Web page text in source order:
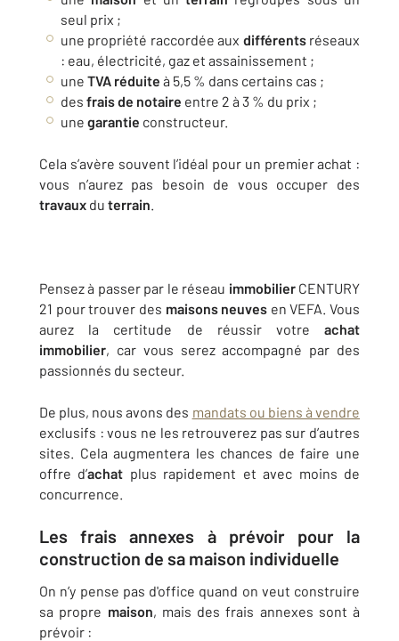
seul prix ;
une propriété raccordée aux différentsréseaux
: eau, électricité, gaz et assainissement ;
une TVA réduite à 5,5 % dans certains cas ;
des frais de notaire entre 2 à 3 % du prix ;
une garantie constructeur.
Cela s’avère souvent l’idéal pour un premier achat :
vous n’aurez pas besoin de vous occuper des
travaux du terrain
Pensez à passer par le réseau immobilierCENTURY
21 pour trouver des maisons neuves en VEFA. Vous
aurez la certitude de réussir votre achat
immobilier, car vous serez accompagné par des
passionnés du secteur.
De plus, nous avons des mandats ou biens à vendre
exclusifs : vous ne les retrouverez pas sur d’autres
sites. Cela augmentera les chances de faire une
offre d’achat plus rapidement et avec moins de
concurrence.
Les frais annexes à prévoir pour la
construction de sa maison individuelle
On n’y pense pas d'office quand on veut construire
sa propre maison, mais des frais annexes sont à
prévoir :